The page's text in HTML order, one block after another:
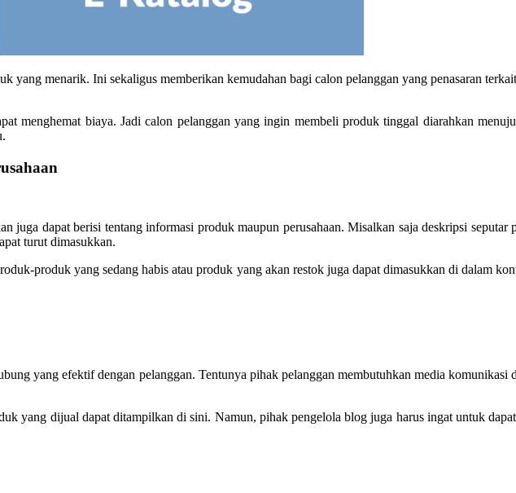
yang menarik. Ini sekaligus memberikan kemudahan bagi calon pelanggan yang penasaran
menghemat biaya. Jadi calon pelanggan yang ingin membeli produk tinggal diarahkan
juga dapat berisi tentang informasi produk maupun perusahaan. Misalkan saja deskripsi seputar
turut dimasukkan.
produk yang sedang habis atau produk yang akan restok juga dapat dimasukkan di dalam
yang efektif dengan pelanggan. Tentunya pihak pelanggan membutuhkan media komunikasi
yang dijual dapat ditampilkan di sini. Namun, pihak pengelola blog juga harus ingat untuk